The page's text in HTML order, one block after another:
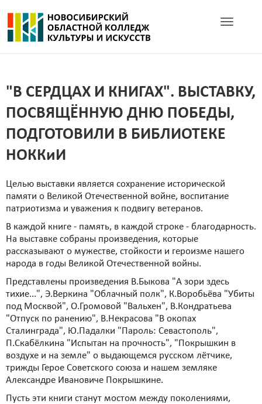
Toggle
"В СЕРДЦАХ И КНИГАХ". ВЫСТАВКУ,
ПОСВЯЩЁННУЮ ДНЮ ПОБЕДЫ,
ПОДГОТОВИЛИ В БИБЛИОТЕКЕ
НОККиИ
Целью выставки является сохранение исторической
памяти о Великой Отечественной войне, воспитание
патриотизма и уважения к подвигу ветеранов.
В каждой книге - память, в каждой строке - благодарность.
На выставке собраны произведения, которые
рассказывают о мужестве, стойкости и героизме нашего
народа в годы Великой Отечественной войны.
Представлены произведения В.Быкова "А зори здесь
тихие...", Э.Веркина "Облачный полк", К.Воробьёва "Убиты
под Москвой", О.Громовой "Вальхен", В.Кондратьева
"Отпуск по ранению", В.Некрасова "В окопах
Сталинграда", Ю.Падалки "Пароль: Севастополь",
П.Скабёлкина "Испытан на прочность", "Покрышкин в
воздухе и на земле" о выдающемся русском лётчике,
трижды Герое Советского союза и нашем земляке
Александре Ивановиче Покрышкине.
Пусть эти книги станут мостом между поколениями,